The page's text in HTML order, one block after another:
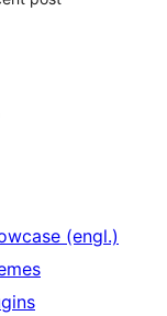
(engl.)